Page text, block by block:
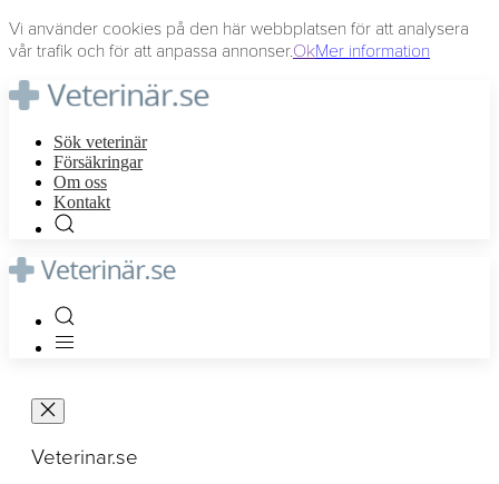
Vi använder cookies på den här webbplatsen för att analysera
vår trafik och för att anpassa annonser.OkMer information
Sök veterinär
Försäkringar
Om oss
Kontakt
Veterinar.se